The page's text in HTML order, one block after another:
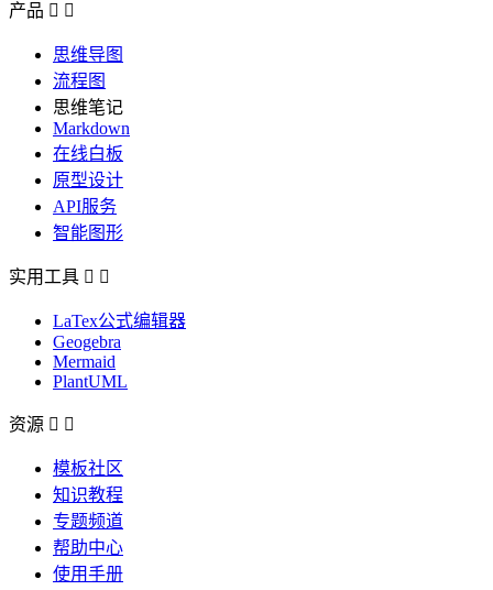
产品  
思维导图
流程图
思维笔记
Markdown
在线白板
原型设计
API服务
智能图形
实用工具  
LaTex公式编辑器
Geogebra
Mermaid
PlantUML
资源  
模板社区
知识教程
专题频道
帮助中心
使用手册